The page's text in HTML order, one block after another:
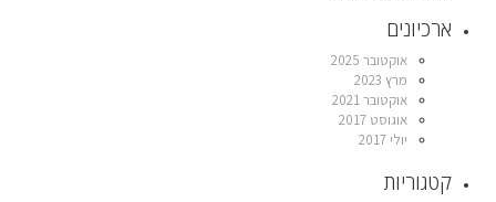
ארכיונים
אוקטובר 2025
מרץ 2023
אוקטובר 2021
אוגוסט 2017
יולי 2017
קטגוריות